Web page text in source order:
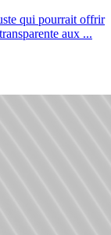
qui pourrait offrir
aux ...